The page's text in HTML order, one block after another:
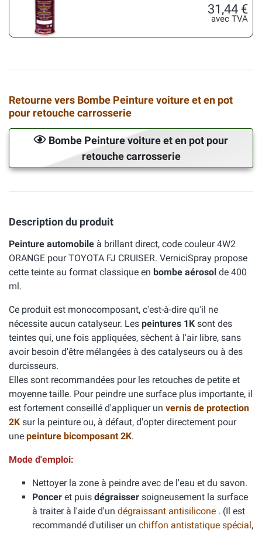
31,44 €
avec TVA
Retourne vers Bombe Peinture voiture et en pot
pour retouche carrosserie
Bombe Peinture voiture et en pot pour
retouche carrosserie
Description du produit
Peinture automobile à brillant direct, code couleur 4W2
ORANGE pour TOYOTA FJ CRUISER. VerniciSpray propose
cette teinte au format classique en bombe aérosol de 400
ml.
Ce produit est monocomposant, c'est-à-dire qu'il ne
nécessite aucun catalyseur. Les peintures 1K sont des
teintes qui, une fois appliquées, sèchent à l'air libre, sans
avoir besoin d'être mélangées à des catalyseurs ou à des
durcisseurs.
Elles sont recommandées pour les retouches de petite et
moyenne taille. Pour peindre une surface plus importante, il
est fortement conseillé d'appliquer un vernis de protection
2K sur la peinture ou, à défaut, d'opter directement pour
une peinture bicomposant 2K.
Mode d'emploi:
Nettoyer la zone à peindre avec de l'eau et du savon.
Poncer et puis dégraisser soigneusement la surface
à traiter à l'aide d'un dégraissant antisilicone . (Il est
recommandé d'utiliser un chiffon antistatique spécial,